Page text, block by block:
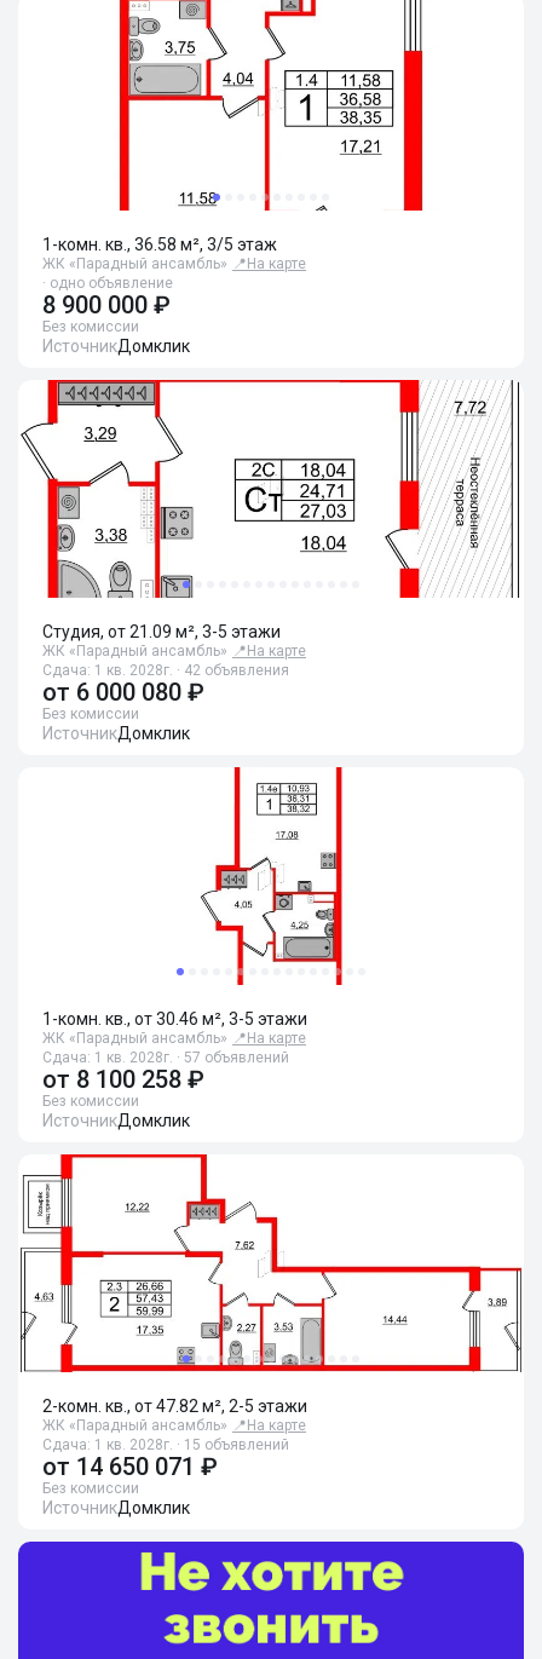
1-комн. кв., 36.58 м², 3/5 этаж
ЖК «Парадный ансамбль» 📍 На карте
· одно объявление
8 900 000 ₽
Без комиссии
ИсточникДомклик
Студия, от 21.09 м², 3-5 этажи
ЖК «Парадный ансамбль» 📍 На карте
Сдача: 1 кв. 2028г. · 42 объявления
от 6 000 080 ₽
Без комиссии
ИсточникДомклик
1-комн. кв., от 30.46 м², 3-5 этажи
ЖК «Парадный ансамбль» 📍 На карте
Сдача: 1 кв. 2028г. · 57 объявлений
от 8 100 258 ₽
Без комиссии
ИсточникДомклик
2-комн. кв., от 47.82 м², 2-5 этажи
ЖК «Парадный ансамбль» 📍 На карте
Сдача: 1 кв. 2028г. · 15 объявлений
от 14 650 071 ₽
Без комиссии
ИсточникДомклик